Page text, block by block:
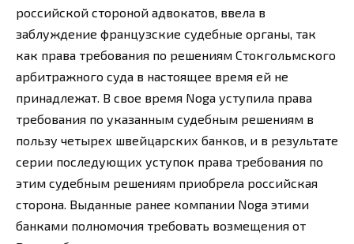
российской стороной адвокатов, ввела в
заблуждение французские судебные органы, так
как права требования по решениям Стокгольмского
арбитражного суда в настоящее время ей не
принадлежат. В свое время Noga уступила права
требования по указанным судебным решениям в
пользу четырех швейцарских банков, и в результате
серии последующих уступок права требования по
этим судебным решениям приобрела российская
сторона. Выданные ранее компании Noga этими
банками полномочия требовать возмещения от